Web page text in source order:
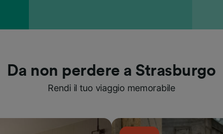
Da non perdere a Strasburgo
Rendi il tuo viaggio memorabile